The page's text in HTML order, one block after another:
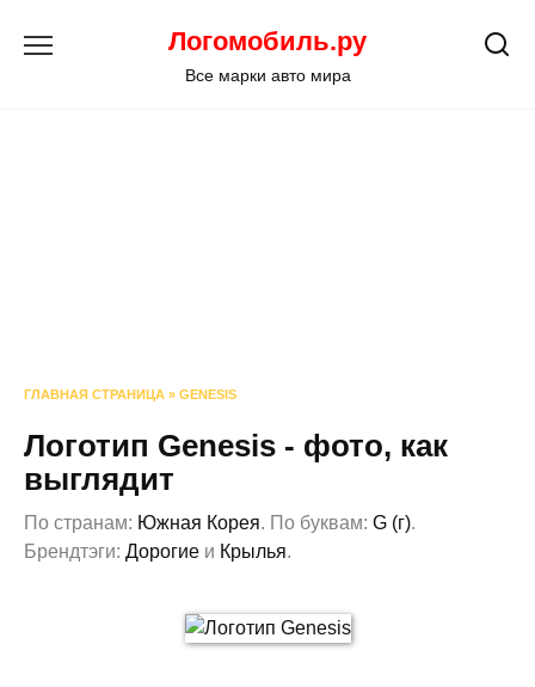
Логомобиль.ру
Все марки авто мира
ГЛАВНАЯ СТРАНИЦА » GENESIS
Логотип Genesis - фото, как
выглядит
По странам: Южная Корея. По буквам: G (г).
Брендтэги: Дорогие и Крылья.